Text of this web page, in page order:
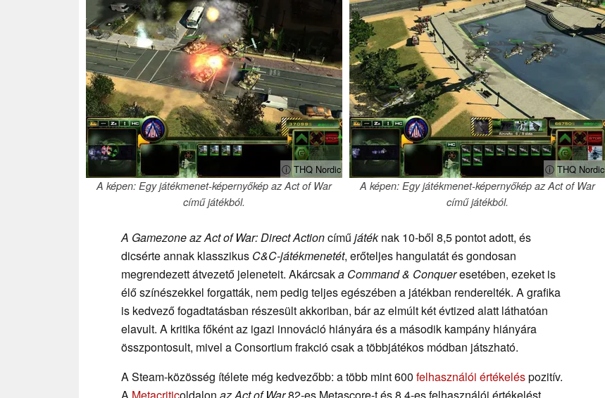
ⓘ THQ Nordic
A képen: Egy játékmenet-képernyőkép az Act of War
című játékból.
ⓘ THQ Nordic
A képen: Egy játékmenet-képernyőkép az Act of War
című játékból.
A Gamezoneaz Act of War: Direct Actioncíműjátéknak 10-ből 8,5 pontot adott, és
dicsérte annak klasszikus C&C-játékmenetét, erőteljes hangulatát és gondosan
megrendezett átvezető jeleneteit. Akárcsaka Command & Conqueresetében, ezeket is
élő színészekkel forgatták, nem pedig teljes egészében a játékban renderelték. A grafika
is kedvező fogadtatásban részesült akkoriban, bár az elmúlt két évtized alatt láthatóan
elavult. A kritika főként az igazi innováció hiányára és a második kampány hiányára
összpontosult, mivel a Consortium frakció csak a többjátékos módban játszható.
A Steam-közösség ítélete még kedvezőbb: a több mint 600 felhasználói értékeléspozitív.